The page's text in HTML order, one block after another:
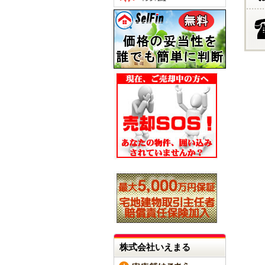
株式会社いえまる